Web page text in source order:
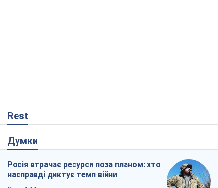
Rest
Думки
Росія втрачає ресурси поза планом: хто
насправді диктує темп війни